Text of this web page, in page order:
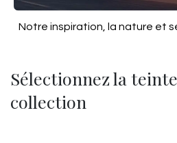
Sélectionnez la
collection
Notre inspiration, la nature et